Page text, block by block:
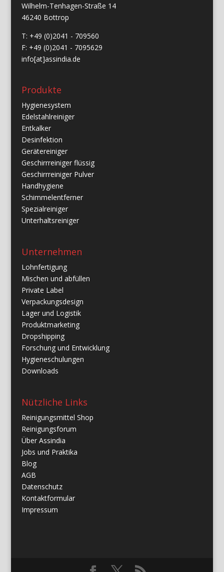
Wilhelm-Tenhagen-Straße 14
46240 Bottrop
T: +49 (0)2041 - 709560
F: +49 (0)2041 - 7095629
info[at]assindia.de
Produkte
Hygienesystem
Edelstahlreiniger
Entkalker
Desinfektion
Gerätereiniger
Geschirrreiniger flüssig
Geschirrreiniger Pulver
Handhygiene
Schimmelentferner
Spezialreiniger
Unterhaltsreiniger
Unternehmen
Lohnfertigung
Mischen und abfüllen
Private Label
Verpackungsdesign
Lager und Logistik
Produktmarketing
Dropshipping
Forschung und Entwicklung
Hygieneschulungen
Downloads
Nützliche Links
Reinigungsmittel Shop
Reinigungsforum
Über Assindia
Jobs und Praktika
Blog
AGB
Datenschutz
Kontaktformular
Impressum